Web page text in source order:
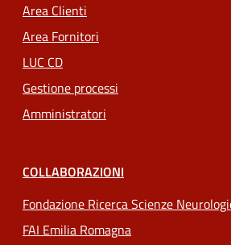
Area Clienti
Area Fornitori
LUC CD
Gestione processi
Amministratori
COLLABORAZIONI
Fondazione Ricerca Scienze
FAI Emilia Romagna